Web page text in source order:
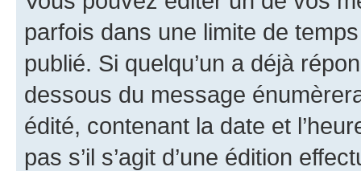
parfois dans une limite de
publié. Si quelqu’un a déjà
dessous du message
édité, contenant la date et
pas s’il s’agit d’une édition